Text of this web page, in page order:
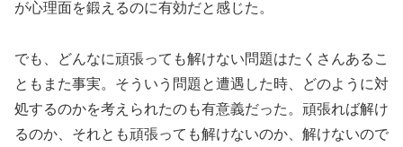
が心理面を鍛えるのに有効だと感じた。
でも、どんなに頑張っても解けない問題はたくさんあるこ
ともまた事実。そういう問題と遭遇した時、どのように対
処するのかを考えられたのも有意義だった。頑張れば解け
るのか、それとも頑張っても解けないのか、解けないので